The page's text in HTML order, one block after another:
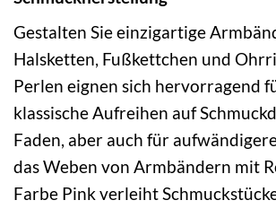
Gestalten Sie einzigartige
Halsketten, Fußkettchen und
Perlen eignen sich hervorragend
klassische Aufreihen auf
Faden, aber auch für
das Weben von Armbändern mit
Farbe Pink verleiht